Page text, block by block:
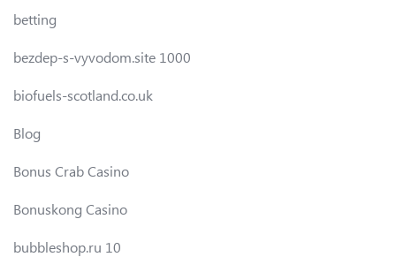
betting
bezdep-s-vyvodom.site 1000
biofuels-scotland.co.uk
Blog
Bonus Crab Casino
Bonuskong Casino
bubbleshop.ru 10